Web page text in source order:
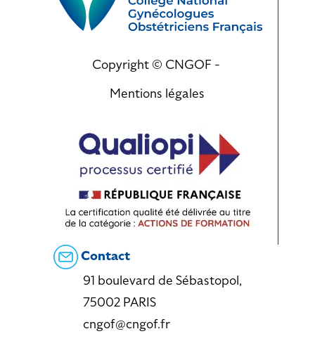
Copyright © CNGOF -
Mentions légales
Contact
91 boulevard de Sébastopol,
75002 PARIS
cngof@cngof.fr